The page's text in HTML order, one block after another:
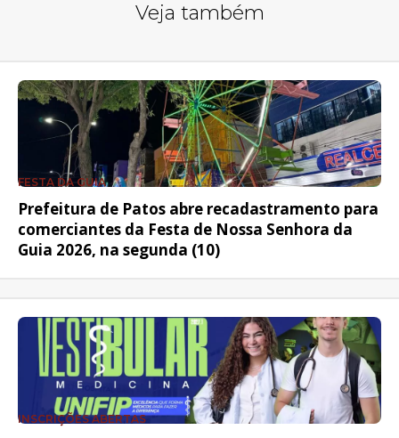
Veja também
FESTA DA GUIA
Prefeitura de Patos abre recadastramento para
comerciantes da Festa de Nossa Senhora da
Guia 2026, na segunda (10)
INSCRIÇÕES ABERTAS